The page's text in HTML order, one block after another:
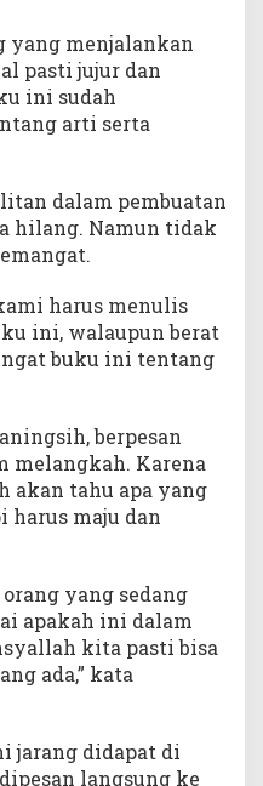
yang menjalankan
pasti jujur dan
ini sudah
arti serta
dalam pembuatan
hilang. Namun tidak
harus menulis
ini, walaupun berat
buku ini tentang
berpesan
melangkah. Karena
akan tahu apa yang
harus maju dan
yang sedang
apakah ini dalam
kita pasti bisa
ada,” kata
jarang didapat di
langsung ke